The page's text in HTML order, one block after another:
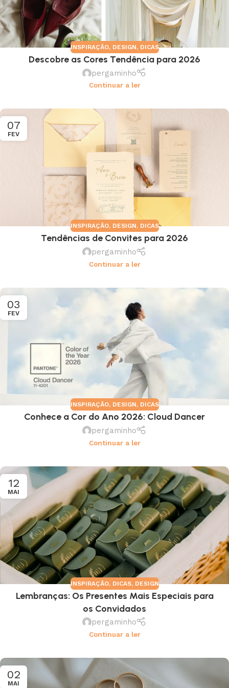
INSPIRAÇÃO, DESIGN, DICAS
Descobre as Cores Tendência para 2026
pergaminho
Continuar a ler
07
FEV
INSPIRAÇÃO, DESIGN, DICAS
Tendências de Convites para 2026
pergaminho
Continuar a ler
03
FEV
INSPIRAÇÃO, DESIGN, DICAS
Conhece a Cor do Ano 2026: Cloud Dancer
pergaminho
Continuar a ler
12
MAI
INSPIRAÇÃO, DICAS, DESIGN
Lembranças: Os Presentes Mais Especiais para
os Convidados
pergaminho
Continuar a ler
02
MAI